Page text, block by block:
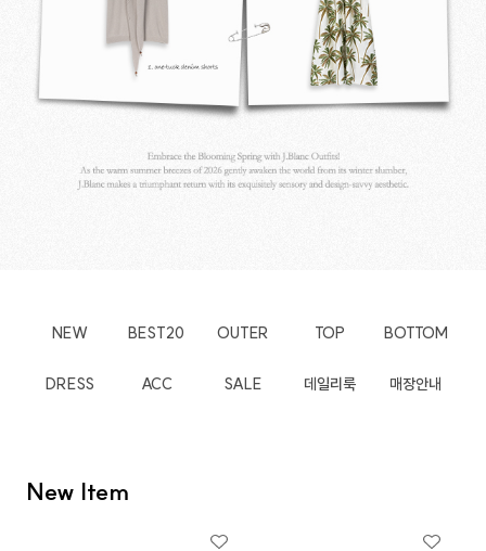
NEW BEST20 OUTER TOP BOTTOM
DRESS ACC SALE 데일리룩 매장안내
New Item